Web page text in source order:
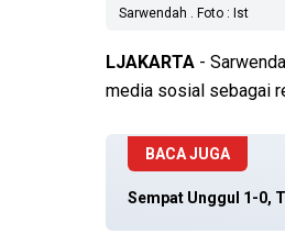
Sarwendah . Foto : Ist
LJAKARTA -
media sosial sebagai
BACA JUGA
Sempat Unggul 1-0,